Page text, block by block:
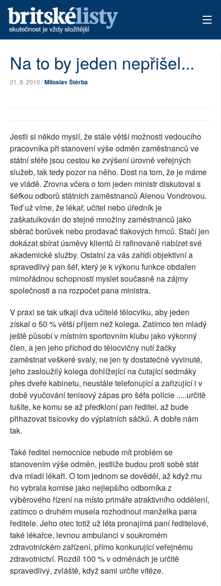
PŘÍSPĚVKY NA PROVOZ
Na to by jeden nepřišel...
21. 8. 2010 /Miloslav Štěrba
Jestli si někdo myslí, že stále větší možnosti vedoucího
pracovníka při stanovení výše odměn zaměstnanců ve
státní sféře jsou cestou ke zvýšení úrovně veřejných
služeb, tak tedy pozor na něho. Dost na tom, že je máme
ve vládě. Zrovna včera o tom jeden ministr diskutoval s
šéfkou odborů státních zaměstnanců Alenou Vondrovou.
Teď už víme, že lékař, učitel nebo úředník je
zaškatulkován do stejné množiny zaměstnanců jako
sběrač borůvek nebo prodavač tlakových hrnců. Stačí jen
dokázat sbírat úsměvy klientů či rafinovaně nabízet své
akademické služby. Ostatní za vás zařídí objektivní a
spravedlivý pan šéf, který je k výkonu funkce obdařen
mimořádnou schopností myslet současně na zájmy
společnosti a na rozpočet pana ministra.
V praxi se tak utkají dva učitelé tělocviku, aby jeden
získal o 50 % větší příjem než kolega. Zatímco ten mladý
ještě působí v místním sportovním klubu jako výkonný
člen, a jen jeho příchod do tělocvičny nutí žačky
zaměstnat veškeré svaly, ne jen ty dostatečně vyvinuté,
jeho zasloužilý kolega dohlížející na čutající sedmáky
přes dveře kabinetu, neustále telefonující a zařizující i v
době vyučování tenisový zápas pro šéfa policie .....určitě
tušíte, ke komu se až předkloní pan ředitel, až bude
přihazovat tisícovky do výplatních sáčků. A dobře nám
tak.
Také ředitel nemocnice nebude mít problém se
stanovením výše odměn, jestliže budou proti sobě stát
dva mladí lékaři. O tom jednom se dověděl, až když mu
ho vybrala komise jako nejlepšího odborníka z
výběrového řízení na místo primáře atraktivního oddělení,
zatímco o druhém musela rozhodnout manželka pana
ředitele. Jeho otec totiž už léta pronajímá paní ředitelové,
také lékařce, levnou ambulanci v soukromém
zdravotnickém zařízení, přímo konkurující veřejnému
zdravotnictví. Rozdíl 100 % v odměnách je určitě
spravedlivý, zvláště, když sami určíte vítěze.